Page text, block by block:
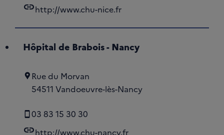
linkhttp://www.chu-nice.fr
Hôpital de Brabois - Nancy
Rue du Morvan
54511 Vandoeuvre-lès-Nancy
03 83 15 30 30
linkhttp://www.chu-nancy.fr